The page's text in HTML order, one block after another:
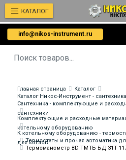
info@nikos-instrument.ru
КАТАЛОГ
Главная страница
Каталог
Каталог Никос-Инструмент - сантехника
Сантехника - комплектующие и
сантехники
Комплектующие и расходные
котельному оборудованию
К котельному оборудованию -
для котлов
Термостаты и прочая автоматика
Термоманометр BD ТМТБ БД 31Т